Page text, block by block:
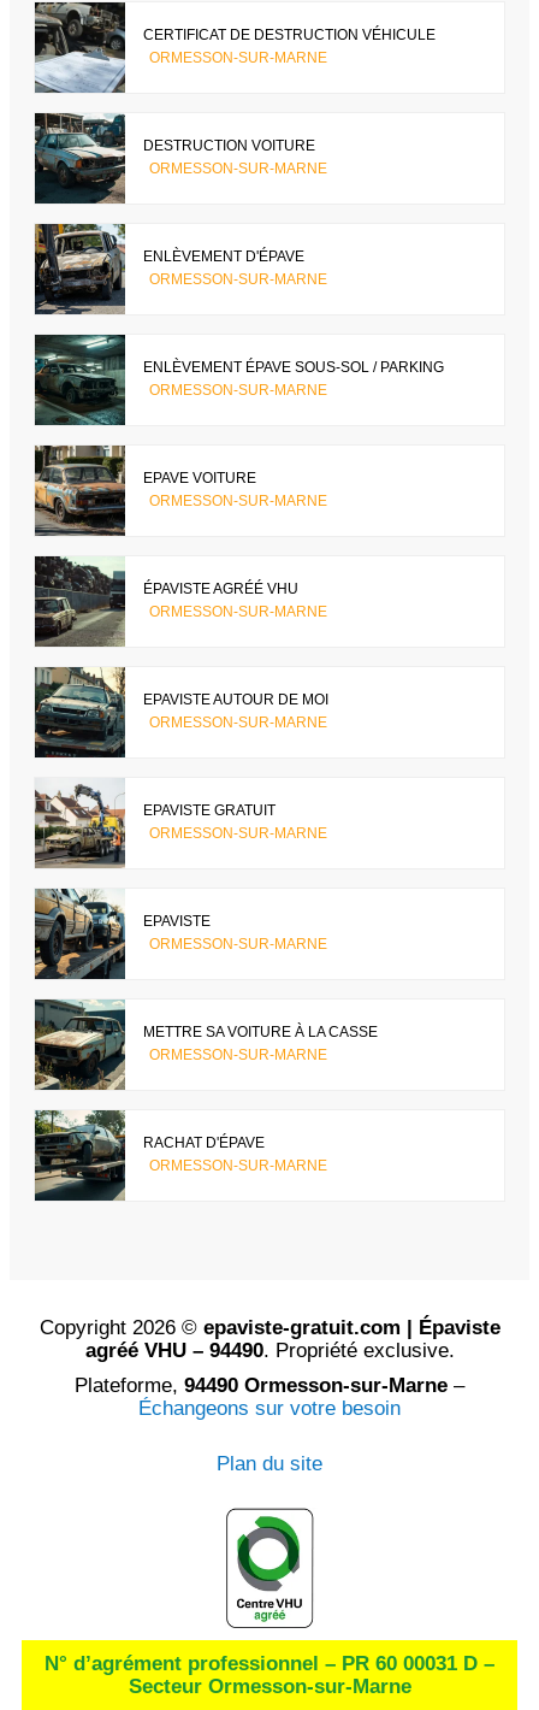
CERTIFICAT DE DESTRUCTION VÉHICULE
ORMESSON-SUR-MARNE
DESTRUCTION VOITURE
ORMESSON-SUR-MARNE
ENLÈVEMENT D'ÉPAVE
ORMESSON-SUR-MARNE
ENLÈVEMENT ÉPAVE SOUS-SOL / PARKING
ORMESSON-SUR-MARNE
EPAVE VOITURE
ORMESSON-SUR-MARNE
ÉPAVISTE AGRÉÉ VHU
ORMESSON-SUR-MARNE
EPAVISTE AUTOUR DE MOI
ORMESSON-SUR-MARNE
EPAVISTE GRATUIT
ORMESSON-SUR-MARNE
EPAVISTE
ORMESSON-SUR-MARNE
METTRE SA VOITURE À LA CASSE
ORMESSON-SUR-MARNE
RACHAT D'ÉPAVE
ORMESSON-SUR-MARNE
Copyright 2026 © epaviste-gratuit.com | Épaviste
agréé VHU – 94490. Propriété exclusive.
Plateforme, 94490 Ormesson-sur-Marne –
Échangeons sur votre besoin
Plan du site
N° d’agrément professionnel – PR 60 00031 D –
Secteur Ormesson-sur-Marne